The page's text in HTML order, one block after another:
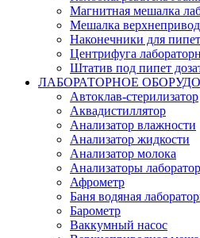
Магнитная мешалка
Мешалка
Наконечники для пипет
Центрифуга
Штатив под пипет
ЛАБОРАТОРНОЕ
Автоклав-стерилизатор
Аквадистиллятор
Анализатор влажности
Анализатор жидкости
Анализатор молока
Анализаторы
Афрометр
Баня водяная
Барометр
Ваккумный насос